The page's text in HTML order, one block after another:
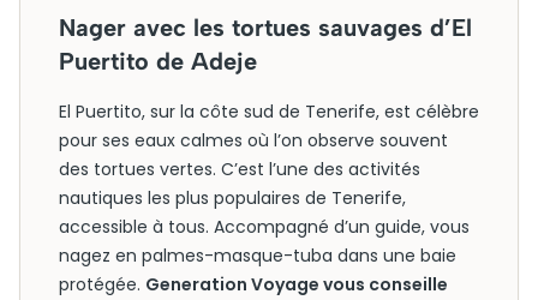
Nager avec les tortues sauvages d’El
Puertito de Adeje
El Puertito, sur la côte sud de Tenerife, est célèbre
pour ses eaux calmes où l’on observe souvent
des tortues vertes. C’est l’une des activités
nautiques les plus populaires de Tenerife,
accessible à tous. Accompagné d’un guide, vous
nagez en palmes-masque-tuba dans une baie
protégée. Generation Voyage vous conseille